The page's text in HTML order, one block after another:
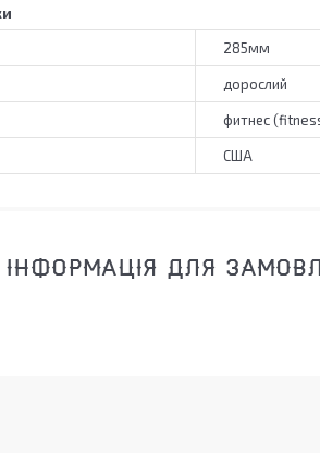
285мм
дорослий
фитнес
США
ІНФОРМАЦІЯ ДЛЯ